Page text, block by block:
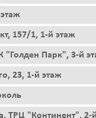
157/1, 1-й этаж
"Голден Парк", 3-й
23, 1-й этаж
ТРЦ "Континент", 2-